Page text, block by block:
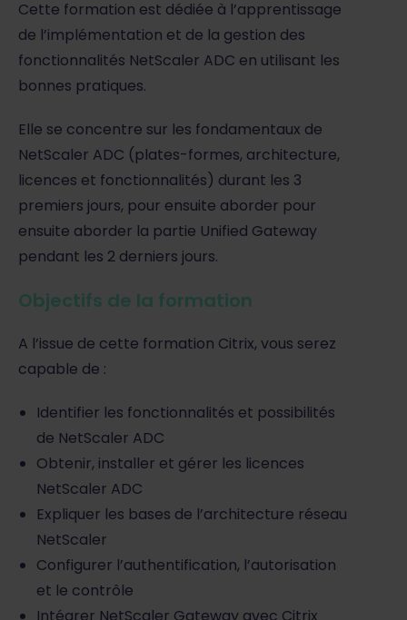
Cette formation est dédiée à l’apprentissage
de l’implémentation et de la gestion des
fonctionnalités NetScaler ADC en utilisant les
bonnes pratiques.
Elle se concentre sur les fondamentaux de
NetScaler ADC (plates-formes, architecture,
licences et fonctionnalités) durant les 3
premiers jours, pour ensuite aborder pour
ensuite aborder la partie Unified Gateway
pendant les 2 derniers jours.
Objectifs de la formation
A l’issue de cette formation Citrix, vous serez
capable de :
Identifier les fonctionnalités et possibilités
de NetScaler ADC
Obtenir, installer et gérer les licences
NetScaler ADC
Expliquer les bases de l’architecture réseau
NetScaler
Configurer l’authentification, l’autorisation
et le contrôle